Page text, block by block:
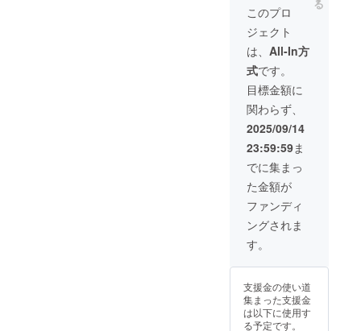
間：購
入日か
ら6ヶ月
間。 ※
不適切
な使用
（雨ざ
らし設
置・分
解改造
など）
は保証
対象
外。
語：あ
り / 日本
語 ・保
証の有
無、保
証の適
用条
件、保
証期間
あり。
通常使
用によ
る初期
不良は
無償交
換（商
品到着
後7日以
保証期
入日か
ら6ヶ月
間。 ※
供する
犬小屋
です。
室内設
置推
奨。換
気扇・
窓付き
で通気
性も確
保。入
口ドア
はロッ
ク可
能。 ・
取扱説
明書の
有無・
り / 日本
証の有
無、保
証の適
素材：
木材
（構造
部
分）、
防音吸
音材、
ポリエ
ステル
（内
装）、
ステン
レス
（金具
部品）
・使用
方法：
防音・
供する
です。
室内設
置推
カー所
在地
（国）
： 日本
・製造
国： 日
本 ・法
人名：
株式会
社
SALVAT
ORE 2.
商品概
要につ
いて ・
商品サ
イズ/重
量：横
80cm×
90cm
80kg ・
素材：
ステッ
カーを
ご提供
しま
す。 ・
カラー
展開：
白, 黒，
グレー
・商品
ステッ
カーサ
イズ：
7.5cm×
7.5cm
1. 本商
品の
メー
メー
在地
（国）
： 日本
る
このプロ
ジェクト
は、 All-In方
式です。
目標金額に
関わらず、
2025/09/14
23:59:59ま
でに集まっ
た金額が
ファンディ
ングされま
す。
支援金の使い道
集まった支援金
は以下に使用す
る予定です。